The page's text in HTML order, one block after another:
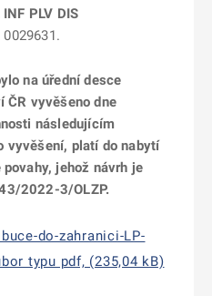
PLV DIS
0029631.
na úřední desce
vyvěšeno dne
následujícím
vyvěšení, platí do nabytí
jehož návrh je
2022-3/OLZP.
do-zahranici-LP-
typu pdf, (235,04 kB)